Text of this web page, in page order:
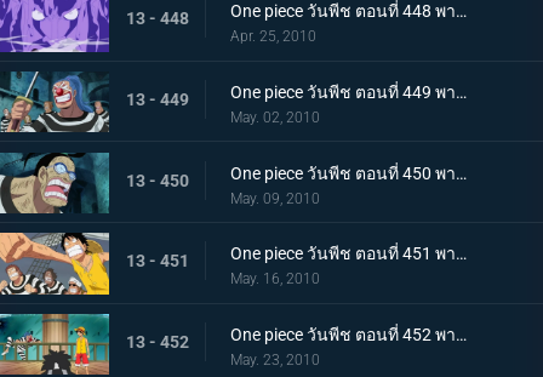
13 - 448 One piece วันพีช ตอนที่ 448 พากย์ไทย หยุดมาเจลแลนไว้! คุณอีวาเผยไม้ตายก้นหีบ!
Apr. 25, 2010
13 - 449 One piece วันพีช ตอนที่ 449 พากย์ไทย อุบายของมาเจลแลน! แผนป้องกันการแหกคุก!
May. 02, 2010
13 - 450 One piece วันพีช ตอนที่ 450 พากย์ไทย ทีมแหกคุกจนมุม! การขัดขวางของปีศาจพิษร้าย!
May. 09, 2010
13 - 451 One piece วันพีช ตอนที่ 451 พากย์ไทย ปาฏิหาริย์ครั้งสุดท้าย! บุกทะลวงประตูแห่งความยุติธรรม!
May. 16, 2010
13 - 452 One piece วันพีช ตอนที่ 452 พากย์ไทย เป้าหมายคือศูนย์ใหญ่กองทัพเรือ! เตรียมออกเรือไปช่วยเอส!
May. 23, 2010